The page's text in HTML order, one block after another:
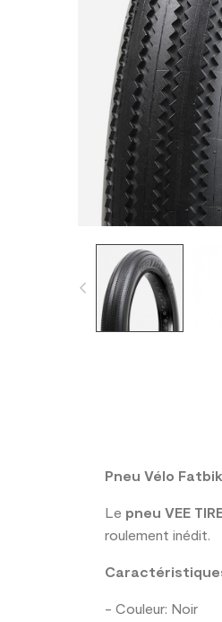
Pneu Vélo
Le pneu VEE
roulement inédit.
- Couleur: Noir